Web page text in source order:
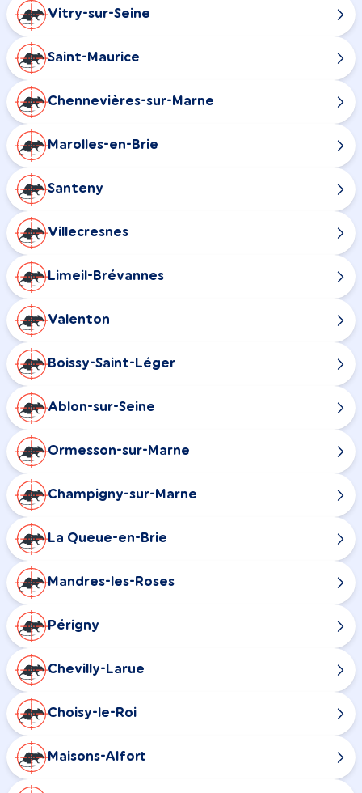
Vitry-sur-Seine
Saint-Maurice
Chennevières-sur-Marne
Marolles-en-Brie
Santeny
Villecresnes
Limeil-Brévannes
Valenton
Boissy-Saint-Léger
Ablon-sur-Seine
Ormesson-sur-Marne
Champigny-sur-Marne
La Queue-en-Brie
Mandres-les-Roses
Périgny
Chevilly-Larue
Choisy-le-Roi
Maisons-Alfort